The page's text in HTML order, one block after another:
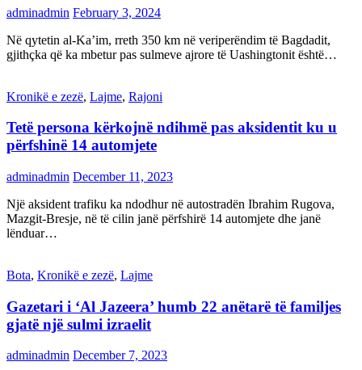
adminadmin February 3, 2024
Në qytetin al-Ka’im, rreth 350 km në veriperëndim të Bagdadit,
gjithçka që ka mbetur pas sulmeve ajrore të Uashingtonit është…
Kronikë e zezë, Lajme, Rajoni
Tetë persona kërkojnë ndihmë pas aksidentit ku u
përfshinë 14 automjete
adminadmin December 11, 2023
Një aksident trafiku ka ndodhur në autostradën Ibrahim Rugova,
Mazgit-Bresje, në të cilin janë përfshirë 14 automjete dhe janë
lënduar…
Bota, Kronikë e zezë, Lajme
Gazetari i ‘Al Jazeera’ humb 22 anëtarë të familjes
gjatë një sulmi izraelit
adminadmin December 7, 2023